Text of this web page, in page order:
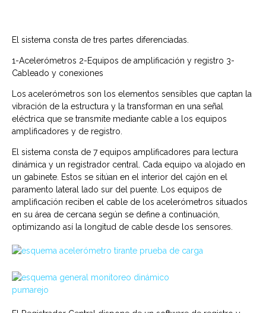
El sistema consta de tres partes diferenciadas.
1-Acelerómetros 2-Equipos de amplificación y registro 3-
Cableado y conexiones
Los acelerómetros son los elementos sensibles que captan la
vibración de la estructura y la transforman en una señal
eléctrica que se transmite mediante cable a los equipos
amplificadores y de registro.
El sistema consta de 7 equipos amplificadores para lectura
dinámica y un registrador central. Cada equipo va alojado en
un gabinete. Estos se sitúan en el interior del cajón en el
paramento lateral lado sur del puente. Los equipos de
amplificación reciben el cable de los acelerómetros situados
en su área de cercana según se define a continuación,
optimizando así la longitud de cable desde los sensores.